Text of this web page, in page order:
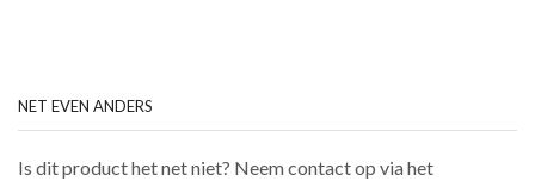
NET EVEN ANDERS
Is dit product het net niet? Neem contact op via het